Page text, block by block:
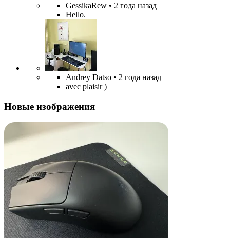
GessikaRew • 2 года назад
Hello.
Andrey Datso • 2 года назад
avec plaisir )
Новые изображения